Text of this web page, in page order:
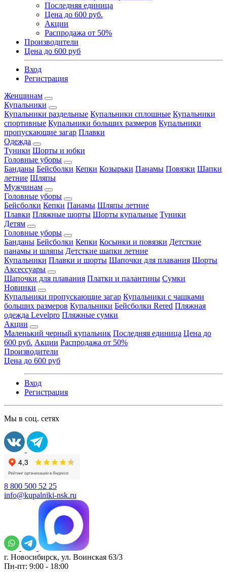
Последняя единица
Цена до 600 руб.
Акции
Распродажа от 50%
Производители
Цена до 600 руб
Вход
Регистрация
Женщинам
Купальники
Купальники раздельные Купальники сплошные Купальники
спортивные Купальники больших размеров Купальники
пропускающие загар Плавки
Одежда
Туники Шорты и юбки
Головные уборы
Банданы Бейсболки Кепки Козырьки Панамы Повязки Шапки
летние Шляпы
Мужчинам
Головные уборы
Бейсболки Кепки Панамы Шляпы летние
Плавки Пляжные шорты Шорты купальные Туники
Детям
Головные уборы
Банданы Бейсболки Кепки Косынки и повязки Детсткие
панамы и шляпы Детсткие шапки летние
Купальники Плавки и шорты Шапочки для плавания Шорты
Аксессуары
Шапочки для плавания Платки и палантины Сумки
Новинки
Купальники пропускающие загар Купальники с чашками
больших размеров Купальники Бейсболки Rered Пляжная
одежда Levelpro Пляжные сумки
Акции
Маленький черный купальник Последняя единица Цена до
600 руб. Акции Распродажа от 50%
Производители
Цена до 600 руб
Вход
Регистрация
Мы в соц. сетях
8 800 500 52 25
info@kupalniki-nsk.ru
г. Новосибирск, ул. Воинская 63/3
Пн-пт: 9:00 - 18:00